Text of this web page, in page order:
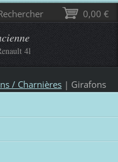
4l
/ Charnières | Girafons
0,00 €